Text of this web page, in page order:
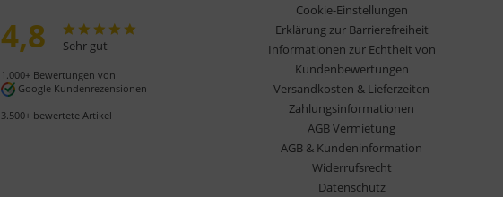
4,8 Sehr gut
1.000+ Bewertungen von
Google Kundenrezensionen
3.500+ bewertete Artikel
Cookie-Einstellungen
Erklärung zur Barrierefreiheit
Informationen zur Echtheit von
Kundenbewertungen
Versandkosten & Lieferzeiten
Zahlungsinformationen
AGB Vermietung
AGB & Kundeninformation
Widerrufsrecht
Datenschutz